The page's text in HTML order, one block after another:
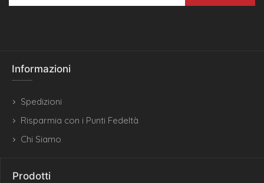
Informazioni
Spedizioni
Risparmia con i Punti Fedeltà
Chi Siamo
Prodotti